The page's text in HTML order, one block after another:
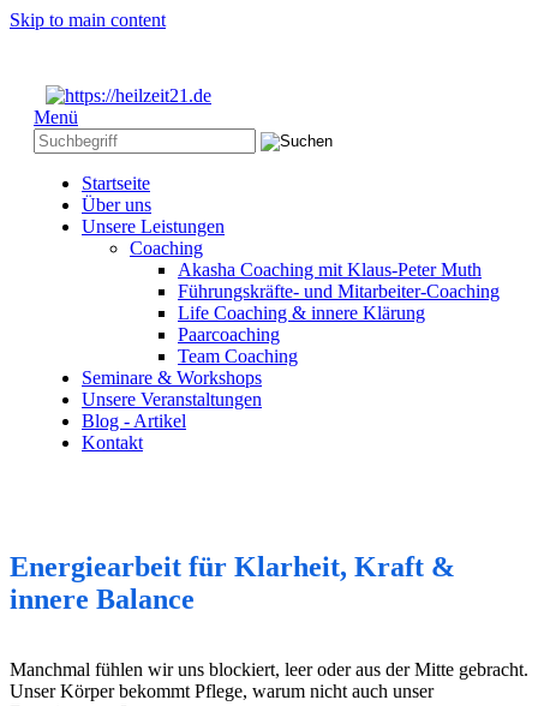
Skip to main content
Menü
Startseite
Über uns
Unsere Leistungen
Coaching
Akasha Coaching mit Klaus-Peter Muth
Führungskräfte- und Mitarbeiter-Coaching
Life Coaching & innere Klärung
Paarcoaching
Team Coaching
Seminare & Workshops
Unsere Veranstaltungen
Blog - Artikel
Kontakt
Energiearbeit für Klarheit, Kraft &
innere Balance
Manchmal fühlen wir uns blockiert, leer oder aus der Mitte gebracht.
Unser Körper bekommt Pflege, warum nicht auch unser